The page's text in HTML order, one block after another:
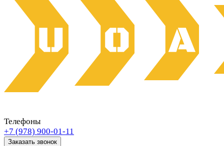
Телефоны
+7 (978) 900-01-11
Заказать звонок